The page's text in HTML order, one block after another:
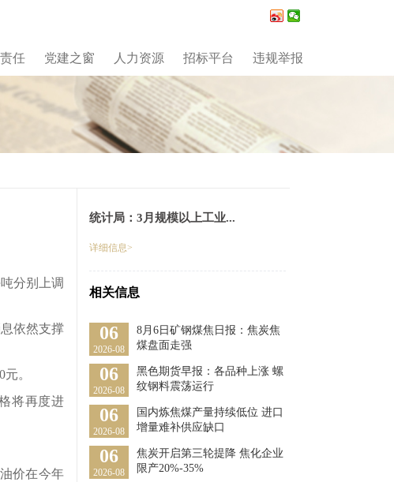
任 党建之窗 人力资源 招标平台 违规举报
分别上调
依然支撑
。
将再度进
价在今年
统计局：3月规模以上工业...
详细信息>
相关信息
06
2026-08
8月6日矿钢煤焦日报：焦炭焦
煤盘面走强
06
2026-08
黑色期货早报：各品种上涨 螺
纹钢料震荡运行
06
2026-08
国内炼焦煤产量持续低位 进口
增量难补供应缺口
06
2026-08
焦炭开启第三轮提降 焦化企业
限产20%-35%